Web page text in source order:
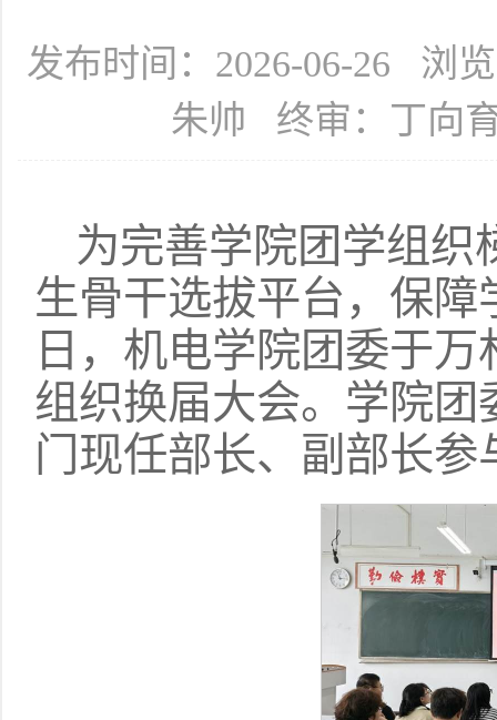
发布时间：2026-06-26 浏
朱帅 终审：丁向
为完善学院团学组织
生骨干选拔平台，保障
日，机电学院团委于万
组织换届大会。学院
门现任部长、副部长参